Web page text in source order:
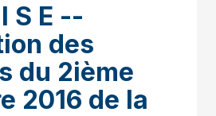
S E --
des
du 2ième
2016 de la